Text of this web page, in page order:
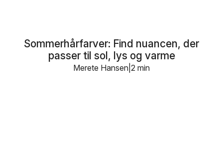
Sommerhårfarver: Find nuancen, der
passer til sol, lys og varme
2 min
Merete Hansen